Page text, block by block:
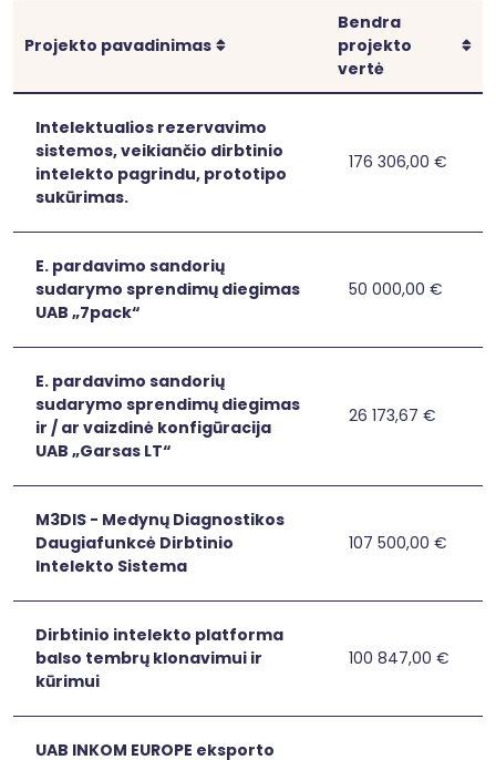
Projekto pavadinimas Rikiuoti
Bendra
projekto
vertė
Intelektualios
rezervavimo
dirbtinio
intelekto
pagrindu,
Intelektualios rezervavimo
sistemos, veikiančio dirbtinio
intelekto pagrindu, prototipo
sukūrimas.
Intelektualios
176 306,00 €
E.
pardavimo
sandorių
sudarymo
sprendimų
diegimas
UAB
„7pack“
E. pardavimo sandorių
sudarymo sprendimų diegimas
UAB „7pack“
E. pardavimo
50 000,00 €
E.
pardavimo
sprendimų
diegimas
ir
vaizdinė
konfigūracija
UAB
E. pardavimo sandorių
sudarymo sprendimų diegimas
ir / ar vaizdinė konfigūracija
UAB „Garsas LT“
E. pardavimo
26 173,67 €
M3DIS
-
Medynų
Diagnostikos
Daugiafunkcė
Dirbtinio
Intelekto
Sistema
M3DIS - Medynų Diagnostikos
Daugiafunkcė Dirbtinio
Intelekto Sistema
M3DIS -
107 500,00 €
Dirbtinio
intelekto
platforma
Dirbtinio intelekto platforma
balso tembrų klonavimui ir
kūrimui
Dirbtinio
100 847,00 €
UAB INKOM EUROPE eksporto